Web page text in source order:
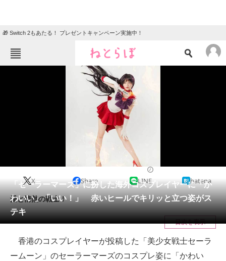
🎁 Switch 2もあたる！ プレゼントキャンペーン実施中！
ニュース
クイズ
地域
教育・育児
リサーチ
会員記事
メディア
注目記事を集めた総合ページ
「セーラーマーズ」に扮した海外コスプレイヤーに「か
わいい」「いい！」 赤いヒールでキリッと立つ姿がス
テキ
X Share LINE hatena
愛と情熱の戦士！
目次を表示
香港のコスプレイヤーが投稿した「美少女戦士セーラ
ームーン」のセーラーマーズのコスプレ姿に「かわい